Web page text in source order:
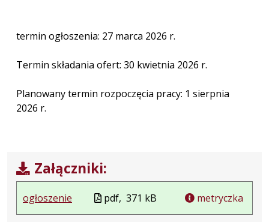
termin ogłoszenia: 27 marca 2026 r.
Termin składania ofert: 30 kwietnia 2026 r.
Planowany termin rozpoczęcia pracy: 1 sierpnia
2026 r.
Załączniki:
ogłoszenie pdf, 371 kB metryczka